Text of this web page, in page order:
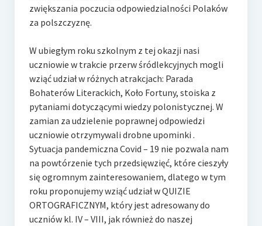
zwiększania poczucia odpowiedzialności Polaków
za polszczyznę.
W ubiegłym roku szkolnym z tej okazji nasi
uczniowie w trakcie przerw śródlekcyjnych mogli
wziąć udział w różnych atrakcjach: Parada
Bohaterów Literackich, Koło Fortuny, stoiska z
pytaniami dotyczącymi wiedzy polonistycznej. W
zamian za udzielenie poprawnej odpowiedzi
uczniowie otrzymywali drobne upominki .
Sytuacja pandemiczna Covid – 19 nie pozwala nam
na powtórzenie tych przedsięwzięć, które cieszyły
się ogromnym zainteresowaniem, dlatego w tym
roku proponujemy wziąć udział w QUIZIE
ORTOGRAFICZNYM, który jest adresowany do
uczniów kl. IV – VIII, jak również do naszej